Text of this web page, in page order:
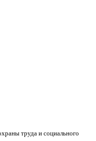
труда и социального